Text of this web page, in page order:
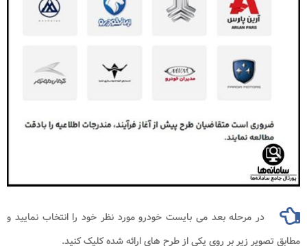
در مرحله بعد می بایست خودرو مورد نظر خود را انتخاب نمایید و
مطابق تصویر زیر بر روی یکی از طرح های ارائه شده کلیک کنید.